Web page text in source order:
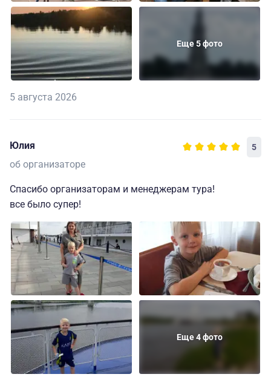
Еще 5 фото
5 августа 2026
Юлия 5
об организаторе
Спасибо организаторам и менеджерам тура!
все было супер!
Еще 4 фото